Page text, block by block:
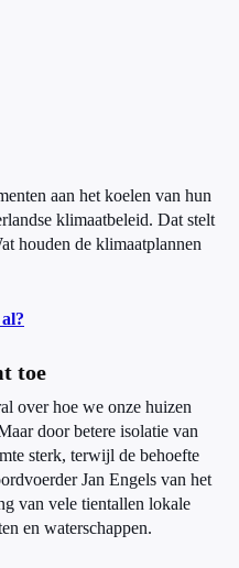
aan het koelen van hun
klimaatbeleid. Dat stelt
houden de klimaatplannen
toe
over hoe we onze huizen
door betere isolatie van
sterk, terwijl de behoefte
Jan Engels van het
van vele tientallen lokale
en waterschappen.